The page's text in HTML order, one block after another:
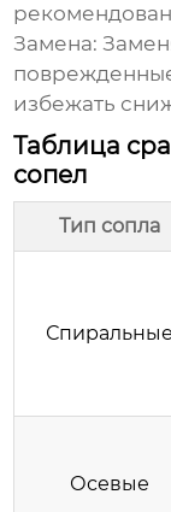
Замена:
избежать
Таблица
сопел
Тип сопла
Спиральные
Осевые